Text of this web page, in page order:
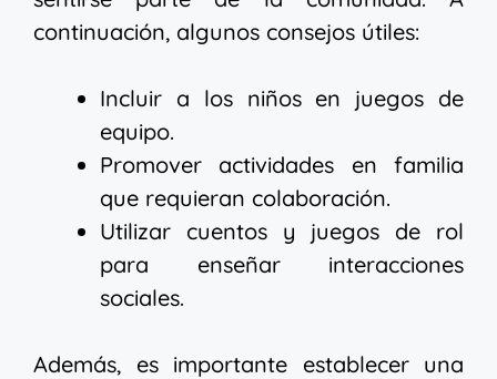
continuación, algunos consejos útiles:
Incluir a los niños en juegos de
equipo.
Promover actividades en familia
que requieran colaboración.
Utilizar cuentos y juegos de rol
para enseñar interacciones
sociales.
Además, es importante establecer una